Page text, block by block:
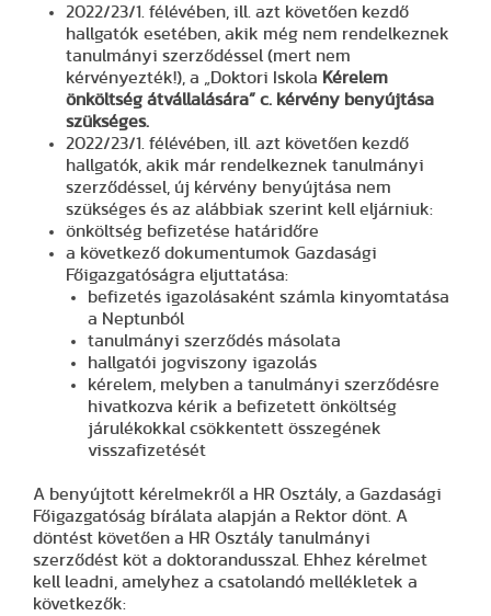
2022/23/1. félévében, ill. azt követően kezdő
hallgatók esetében, akik még nem rendelkeznek
tanulmányi szerződéssel (mert nem
kérvényezték!), a „Doktori Iskola Kérelem
önköltség átvállalására” c. kérvény benyújtása
szükséges.
2022/23/1. félévében, ill. azt követően kezdő
hallgatók, akik már rendelkeznek tanulmányi
szerződéssel, új kérvény benyújtása nem
szükséges és az alábbiak szerint kell eljárniuk:
önköltség befizetése határidőre
a következő dokumentumok Gazdasági
Főigazgatóságra eljuttatása:
befizetés igazolásaként számla kinyomtatása
a Neptunból
tanulmányi szerződés másolata
hallgatói jogviszony igazolás
kérelem, melyben a tanulmányi szerződésre
hivatkozva kérik a befizetett önköltség
járulékokkal csökkentett összegének
visszafizetését
A benyújtott kérelmekről a HR Osztály, a Gazdasági
Főigazgatóság bírálata alapján a Rektor dönt. A
döntést követően a HR Osztály tanulmányi
szerződést köt a doktorandusszal. Ehhez kérelmet
kell leadni, amelyhez a csatolandó mellékletek a
következők: